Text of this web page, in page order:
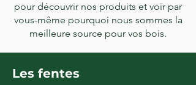
pour découvrir nos produits et voir par
vous-même pourquoi nous sommes la
meilleure source pour vos bois.
Les fentes